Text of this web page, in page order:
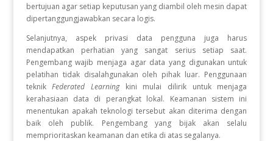
bertujuan agar setiap keputusan yang diambil oleh mesin dapat
dipertanggungjawabkan secara logis.
Selanjutnya, aspek privasi data pengguna juga harus
mendapatkan perhatian yang sangat serius setiap saat.
Pengembang wajib menjaga agar data yang digunakan untuk
pelatihan tidak disalahgunakan oleh pihak luar. Penggunaan
teknikFederated Learningkini mulai dilirik untuk menjaga
kerahasiaan data di perangkat lokal. Keamanan sistem ini
menentukan apakah teknologi tersebut akan diterima dengan
baik oleh publik. Pengembang yang bijak akan selalu
memprioritaskan keamanan dan etika di atas segalanya.